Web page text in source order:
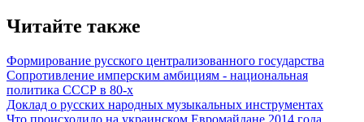
Читайте также
Формирование русского централизованного государства
Сопротивление имперским амбициям - национальная
политика СССР в 80-х
Доклад о русских народных музыкальных инструментах